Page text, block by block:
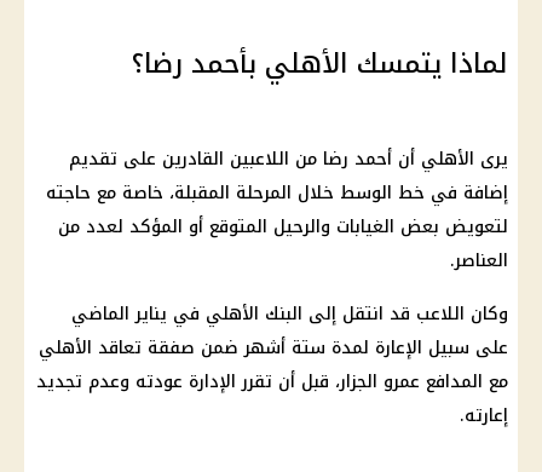
لماذا يتمسك الأهلي بأحمد رضا؟
يرى الأهلي أن أحمد رضا من اللاعبين القادرين على تقديم
إضافة في خط الوسط خلال المرحلة المقبلة، خاصة مع حاجته
لتعويض بعض الغيابات والرحيل المتوقع أو المؤكد لعدد من
العناصر.
وكان اللاعب قد انتقل إلى البنك الأهلي في يناير الماضي
على سبيل الإعارة لمدة ستة أشهر ضمن صفقة تعاقد الأهلي
مع المدافع عمرو الجزار، قبل أن تقرر الإدارة عودته وعدم تجديد
إعارته.